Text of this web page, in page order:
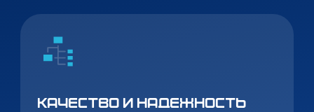
Качество и надежность